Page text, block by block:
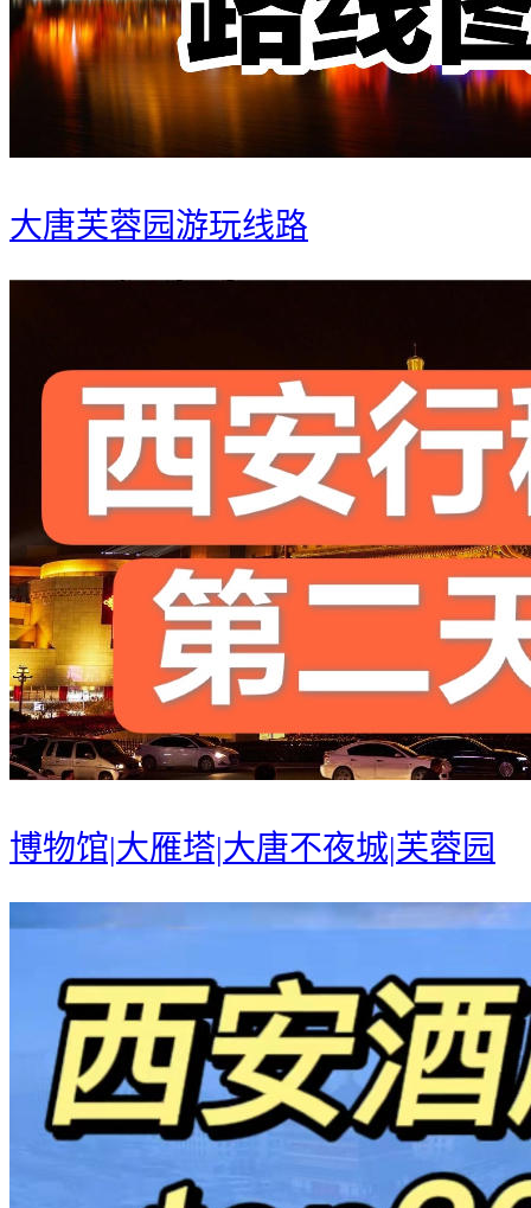
大唐芙蓉园游玩线路
博物馆|大雁塔|大唐不夜城|芙蓉园